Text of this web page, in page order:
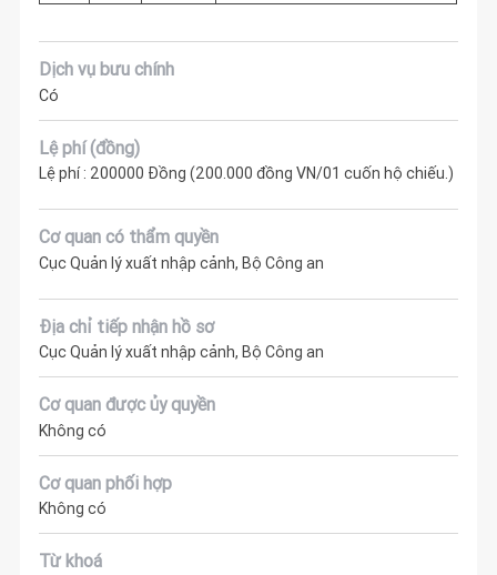
Dịch vụ bưu chính
Có
Lệ phí (đồng)
Lệ phí : 200000 Đồng (200.000 đồng VN/01 cuốn hộ chiếu.)
Cơ quan có thẩm quyền
Cục Quản lý xuất nhập cảnh, Bộ Công an
Địa chỉ tiếp nhận hồ sơ
Cục Quản lý xuất nhập cảnh, Bộ Công an
Cơ quan được ủy quyền
Không có
Cơ quan phối hợp
Không có
Từ khoá